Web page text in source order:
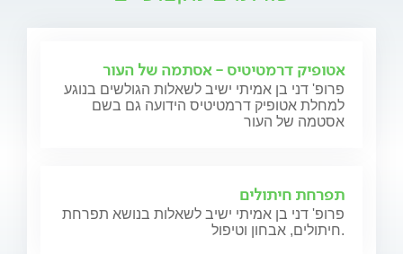
אטופיק דרמטיטיס - אסתמה של העור
פרופ' דני בן אמיתי ישיב לשאלות הגולשים בנוגע
למחלת אטופיק דרמטיטיס הידועה גם בשם
אסטמה של העור
תפרחת חיתולים
פרופ' דני בן אמיתי ישיב לשאלות בנושא תפרחת
חיתולים, אבחון וטיפול.